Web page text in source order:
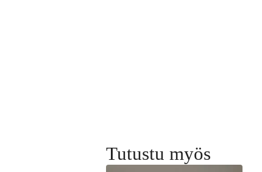
Tutustu myös